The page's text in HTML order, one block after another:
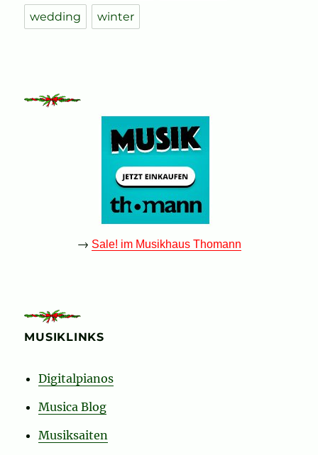
wedding winter
→ Sale! im Musikhaus Thomann
MUSIKLINKS
Digitalpianos
Musica Blog
Musiksaiten